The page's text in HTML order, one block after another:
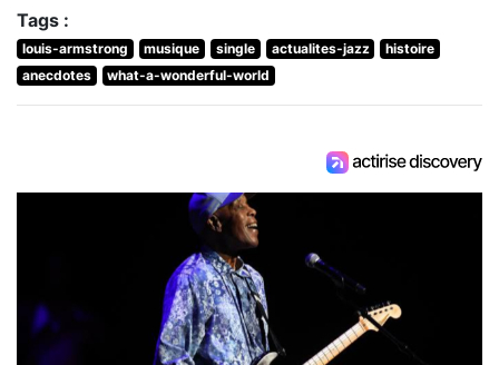
Tags :
louis-armstrong musique single actualites-jazz
histoire
anecdotes
what-a-wonderful-world